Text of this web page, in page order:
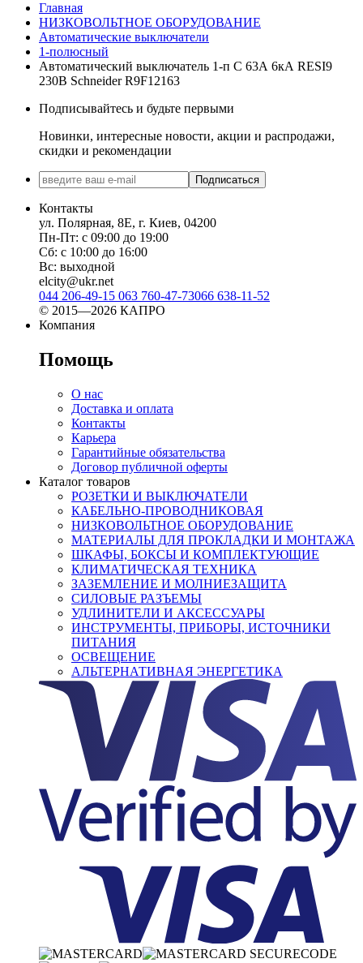
Главная
НИЗКОВОЛЬТНОЕ ОБОРУДОВАНИЕ
Автоматические выключатели
1-полюсный
Автоматический выключатель 1-п С 63А 6кА RESI9
230В Schneider R9F12163
Подписывайтесь и будьте первыми
Новинки, интересные новости, акции и распродажи,
скидки и рекомендации
Подписаться
Контакты
ул. Полярная, 8Е, г. Киев, 04200
Пн-Пт: с 09:00 до 19:00
Сб: с 10:00 до 16:00
Вс: выходной
elcity@ukr.net
044 206-49-15 063 760-47-73066 638-11-52
© 2015—2026 КАПРО
Компания
Помощь
О нас
Доставка и оплата
Контакты
Карьера
Гарантийные обязательства
Договор публичной оферты
Каталог товаров
РОЗЕТКИ И ВЫКЛЮЧАТЕЛИ
КАБЕЛЬНО-ПРОВОДНИКОВАЯ
НИЗКОВОЛЬТНОЕ ОБОРУДОВАНИЕ
МАТЕРИАЛЫ ДЛЯ ПРОКЛАДКИ И МОНТАЖА
ШКАФЫ, БОКСЫ И КОМПЛЕКТУЮЩИЕ
КЛИМАТИЧЕСКАЯ ТЕХНИКА
ЗАЗЕМЛЕНИЕ И МОЛНИЕЗАЩИТА
СИЛОВЫЕ РАЗЪЕМЫ
УДЛИНИТЕЛИ И АКСЕССУАРЫ
ИНСТРУМЕНТЫ, ПРИБОРЫ, ИСТОЧНИКИ
ПИТАНИЯ
ОСВЕЩЕНИЕ
АЛЬТЕРНАТИВНАЯ ЭНЕРГЕТИКА